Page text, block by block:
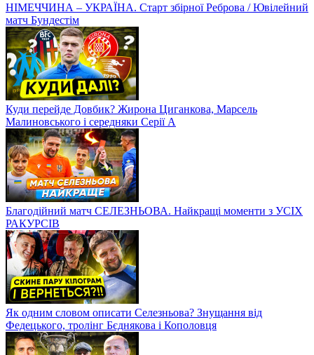
НІМЕЧЧИНА – УКРАЇНА. Старт збірної Реброва / Ювілейний
матч Бундестім
Куди перейде Довбик? Жирона Циганкова, Марсель
Малиновського і середняки Серії А
Благодійний матч СЕЛЕЗНЬОВА. Найкращі моменти з УСІХ
РАКУРСІВ
Як одним словом описати Селезньова? Знущання від
Федецького, тролінг Бєднякова і Кополовця